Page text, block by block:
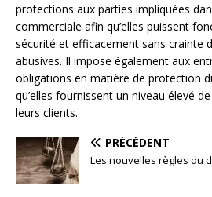
protections aux parties impliquées
commerciale afin qu’elles puissent
sécurité et efficacement sans crainte
abusives. Il impose également aux
obligations en matière de protection
qu’elles fournissent un niveau élevé
leurs clients.
PRÉCÉDENT
Les nouvelles règles du